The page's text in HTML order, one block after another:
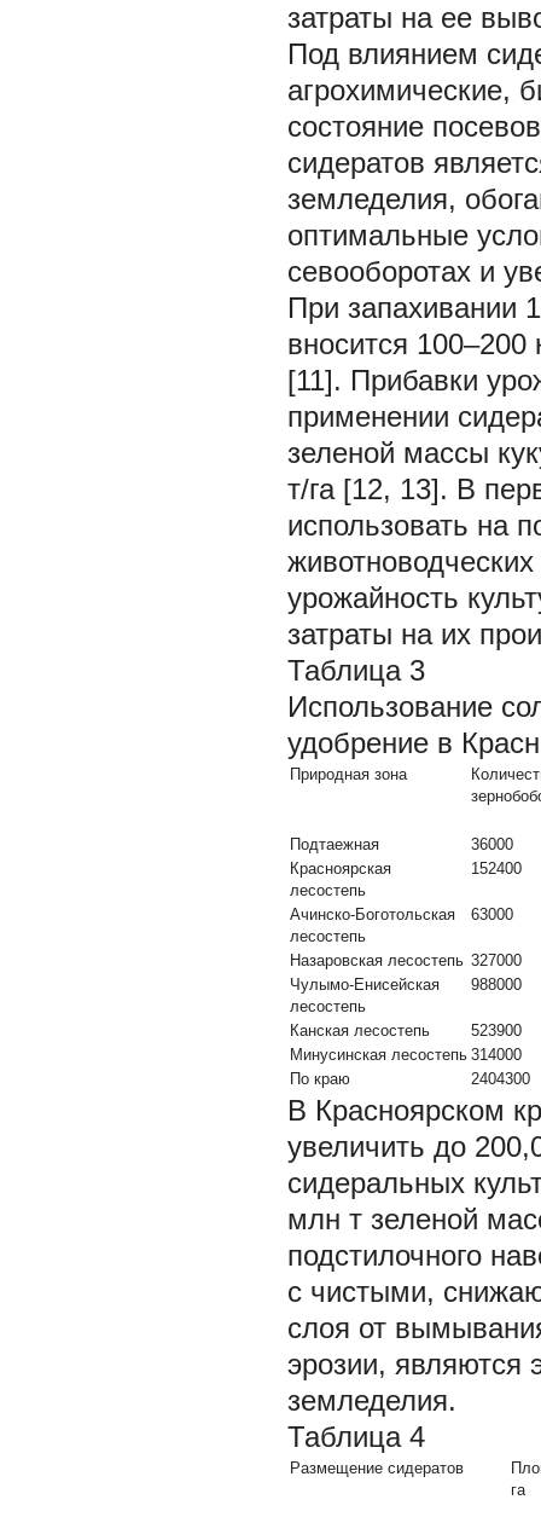
затраты на ее
Под влиянием
агрохимические,
состояние
сидератов
земледелия,
оптимальные
севооборотах и
При запахивании
вносится 100–200
[11]. Прибавки
применении
зеленой массы
т/га [12, 13]. В
использовать на
урожайность
затраты на их
Таблица 3
Использование
удобрение в
Природная зона
Подтаежная
36000
Красноярская
лесостепь
152400
Ачинско-Боготольская
лесостепь
63000
Назаровская лесостепь 327000
Чулымо-Енисейская
лесостепь
988000
Канская лесостепь
523900
Минусинская лесостепь 314000
По краю
2404300
В Красноярском
увеличить до
сидеральных
млн т зеленой
подстилочного
с чистыми,
слоя от
эрозии, являются
земледелия.
Таблица 4
Размещение сидератов
га